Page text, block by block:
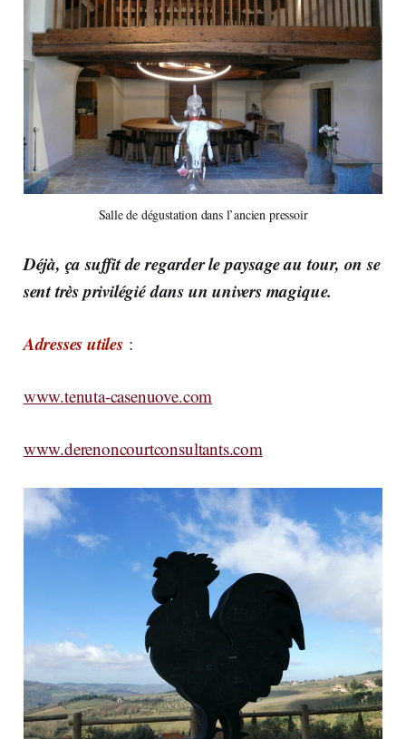
Salle de dégustation dans l’ancien pressoir
Déjà, ça suffit de regarder le paysage au tour, on se
sent très privilégié dans un univers magique.
Adresses utiles:
www.tenuta-casenuove.com
www.derenoncourtconsultants.com